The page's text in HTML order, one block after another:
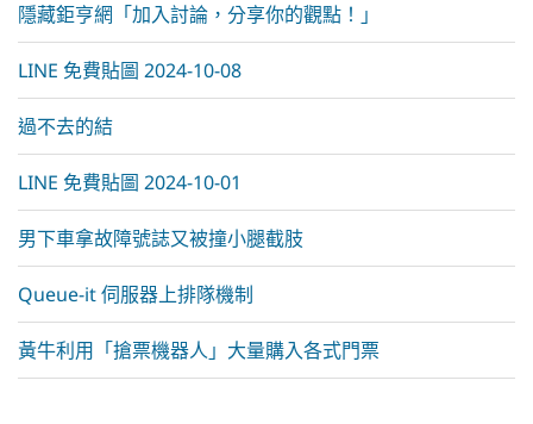
隱藏鉅亨網「加入討論，分享你的觀點！」
LINE 免費貼圖 2024-10-08
過不去的結
LINE 免費貼圖 2024-10-01
男下車拿故障號誌又被撞小腿截肢
Queue-it 伺服器上排隊機制
黃牛利用「搶票機器人」大量購入各式門票